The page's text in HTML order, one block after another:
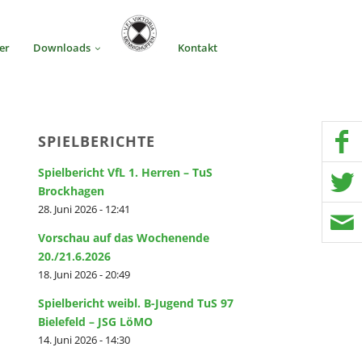
Downloads Kontakt
SPIELBERICHTE
Spielbericht VfL 1. Herren – TuS
Brockhagen
28. Juni 2026 - 12:41
Vorschau auf das Wochenende
20./21.6.2026
18. Juni 2026 - 20:49
Spielbericht weibl. B-Jugend TuS 97
Bielefeld – JSG LöMO
14. Juni 2026 - 14:30